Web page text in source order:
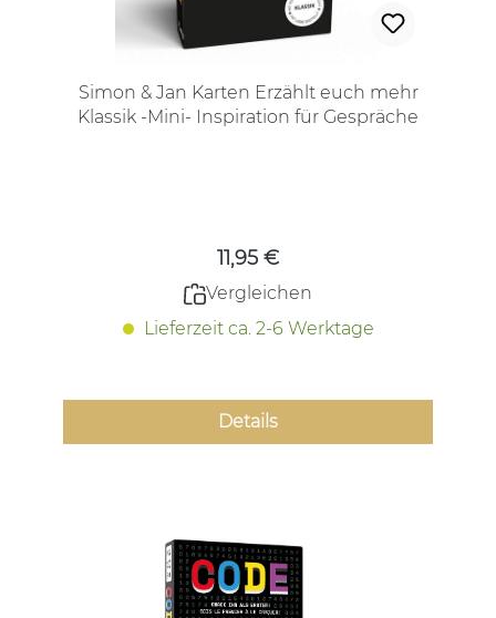
Simon & Jan Karten Erzählt euch mehr
Klassik -Mini- Inspiration für Gespräche
11,95 €
Vergleichen
Lieferzeit ca. 2-6 Werktage
Details